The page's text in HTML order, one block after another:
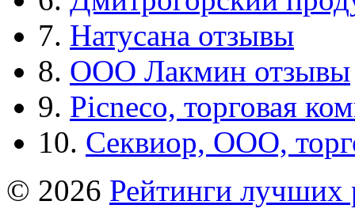
7. Натусана отзывы
8. ООО Лакмин отзывы
9. Picneco, торговая
10. Секвиор, ООО,
© 2026 Рейтинги лучших